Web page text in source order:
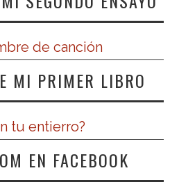
MI PRIMER LIBRO
EN FACEBOOK